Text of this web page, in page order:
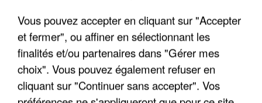
APRÈS TOUTES CES CANICULES, LES REFUGES
DE FAUNE SAUVAGE SONT...
Vous pouvez accepter en cliquant sur "Accepter
et fermer", ou affiner en sélectionnant les
finalités et/ou partenaires dans "Gérer mes
choix". Vous pouvez également refuser en
cliquant sur "Continuer sans accepter". Vos